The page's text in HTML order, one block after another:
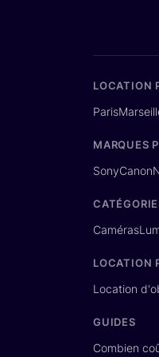
LOCATION
Paris
MARQUES
SonyCanon
Caméras
LOCATION
Location
GUIDES
Combien